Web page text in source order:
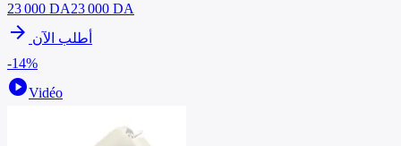
23 000 DA23 000 DA
arrow_forward أطلب الآن
-14%
play_circleVidéo